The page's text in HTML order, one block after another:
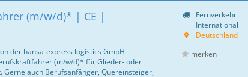
(m/w/d)* | CE |
der hansa-express logistics GmbH
(m/w/d)* für Glieder- oder
Gerne auch Berufsanfänger, Quereinsteiger,
Fernverkehr
International
Deutschland
merken